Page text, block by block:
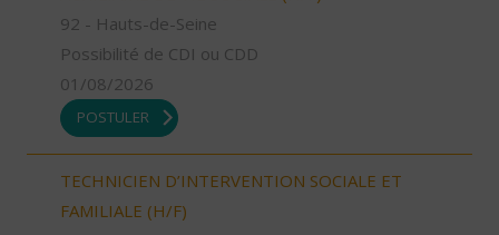
92 - Hauts-de-Seine
Possibilité de CDI ou CDD
01/08/2026
POSTULER
TECHNICIEN D’INTERVENTION SOCIALE ET
FAMILIALE (H/F)